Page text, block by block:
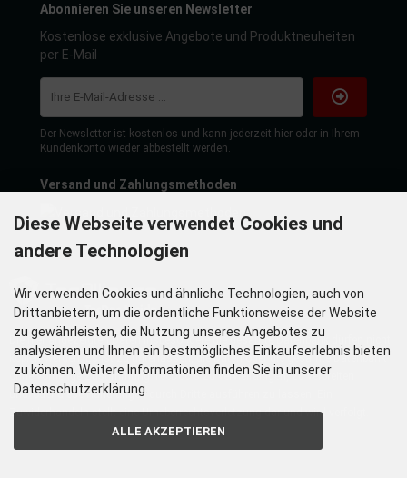
Abonnieren Sie unseren Newsletter
Kostenlose exklusive Angebote und Produktneuheiten
per E-Mail
Der Newsletter ist kostenlos und kann jederzeit hier oder in Ihrem
Kundenkonto wieder abbestellt werden.
Versand und Zahlungsmethoden
Die hier angezeigten Daten insbesondere die gesamte Datenbank dürfen nicht
kopiert werden. Es ist zu unterlassen, die Daten oder die gesamte Datenbank
ohne vorherige Zustimmung TecDoc´s zu vervielfältigen, zu verbreiten
und/oder diese Handlungen durch Dritte ausführen zu lassen. Ein
Zuwiderhandeln stellt eine Urheberrechtsverletzung dar und wird verfolgt.
Diese Webseite verwendet Cookies und
andere Technologien
Wir verwenden Cookies und ähnliche Technologien, auch von
Drittanbietern, um die ordentliche Funktionsweise der Website
zu gewährleisten, die Nutzung unseres Angebotes zu
analysieren und Ihnen ein bestmögliches Einkaufserlebnis bieten
zu können. Weitere Informationen finden Sie in unserer
Datenschutzerklärung.
ALLE AKZEPTIEREN